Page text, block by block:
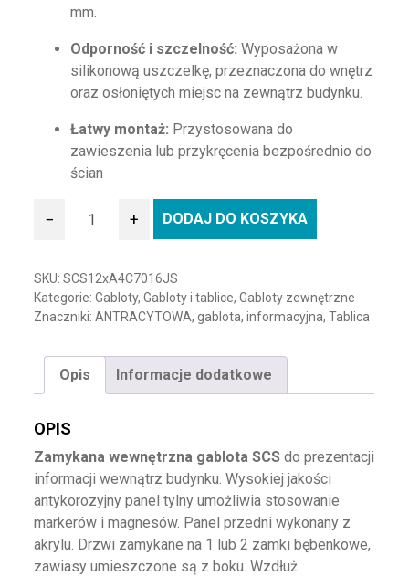
mm.
Odporność i szczelność: Wyposażona w
silikonową uszczelkę; przeznaczona do wnętrz
oraz osłoniętych miejsc na zewnątrz budynku.
Łatwy montaż: Przystosowana do
zawieszenia lub przykręcenia bezpośrednio do
ścian
ilość Gablota magnetyczna SCS antracyt 12xA4
− + DODAJ DO KOSZYKA
SKU:SCS12xA4C7016JS
Kategorie:Gabloty,Gabloty i tablice,Gabloty zewnętrzne
Znaczniki:ANTRACYTOWA,gablota,informacyjna,Tablica
Opis Informacje dodatkowe
OPIS
Zamykana wewnętrzna gablota SCSdo prezentacji
informacji wewnątrz budynku. Wysokiej jakości
antykorozyjny panel tylny umożliwia stosowanie
markerów i magnesów. Panel przedni wykonany z
akrylu. Drzwi zamykane na 1 lub 2 zamki bębenkowe,
zawiasy umieszczone są z boku. Wzdłuż